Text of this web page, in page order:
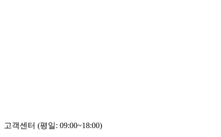
고객센터 (평일: 09:00~18:00)